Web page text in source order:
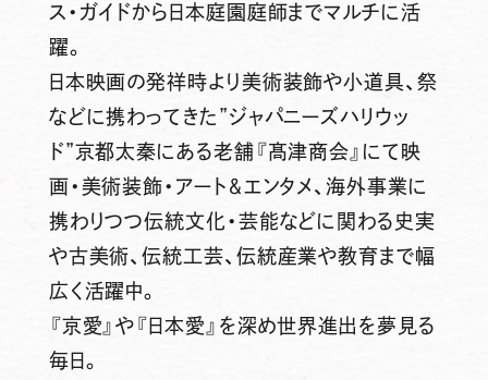
ス・ガイドから日本庭園庭師までマルチに活
躍。
日本映画の発祥時より美術装飾や小道具、祭
などに携わってきた”ジャパニーズハリウッ
ド”京都太秦にある老舗『髙津商会』にて映
画・美術装飾・アート＆エンタメ、海外事業に
携わりつつ伝統文化・芸能などに関わる史実
や古美術、伝統工芸、伝統産業や教育まで幅
広く活躍中。
『京愛』や『日本愛』を深め世界進出を夢見る
毎日。